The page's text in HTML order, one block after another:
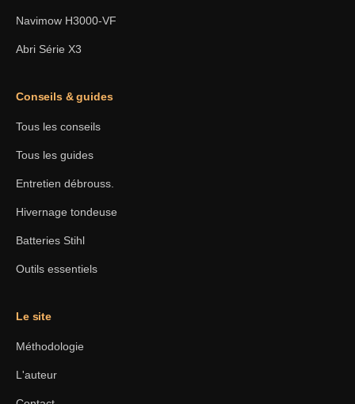
Navimow H3000-VF
Abri Série X3
Conseils & guides
Tous les conseils
Tous les guides
Entretien débrouss.
Hivernage tondeuse
Batteries Stihl
Outils essentiels
Le site
Méthodologie
L'auteur